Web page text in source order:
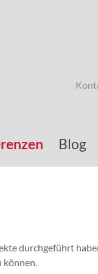
Blog
durchgeführt
können.